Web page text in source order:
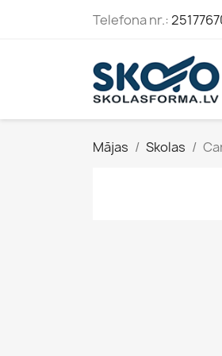
Telefona nr.:
Mājas Skolas